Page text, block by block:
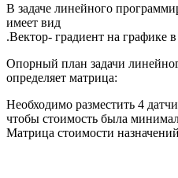
В задаче линейного
имеет вид
.Вектор- градиент на графике
Опорный план задачи
определяет матрица:
Необходимо разместить 4
чтобы стоимость была
Матрица стоимости